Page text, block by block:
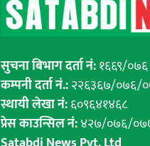
सुचना बिभाग दर्ता नं:१६६९/
कम्पनी दर्ता नं.:२२६३६७/०७६/
स्थायी लेखा नं:६०९६४१४६८
प्रेस काउन्सिल नं:४२७/०७६/